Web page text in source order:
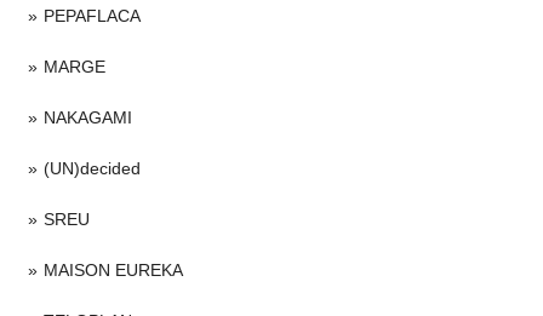
PEPAFLACA
MARGE
NAKAGAMI
(UN)decided
SREU
MAISON EUREKA